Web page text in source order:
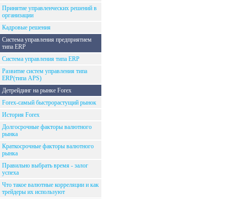
Принятие управленческих решений в
организации
Кадровые решения
Система управления предприятием
типа ERP
Система управления типа ERP
Развитие систем управления типа
ERP(типа APS)
Детрейдинг на рынке Forex
Forex-самый быстрорастущий рынок
История Forex
Долгосрочные факторы валютного
рынка
Краткосрочные факторы валютного
рынка
Правильно выбрать время - залог
успеха
Что такое валютные корреляции и как
трейдеры их используют